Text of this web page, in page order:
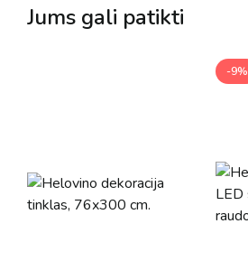
Jums gali patikti
-9%